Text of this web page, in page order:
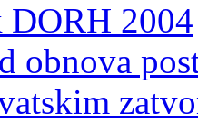
DORH 2004
obnova